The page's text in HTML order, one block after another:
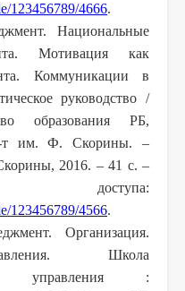
123456789/4666.
Национальные
Мотивация как
Коммуникации в
руководство /
образования РБ,
т им. Ф. Скорины. –
2016. – 41 с. –
123456789/4566.
Организация.
Школа
управления :